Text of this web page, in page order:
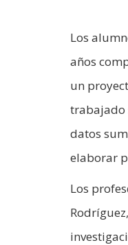
Los
años
un
trabajado
datos
elaborar
Los